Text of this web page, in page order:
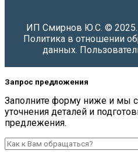
ИП Смирнов Ю.С. ©
Политика в отношении
данных.
Запрос предложения
Заполните форму ниже и мы
уточнения деталей и
предлежения.